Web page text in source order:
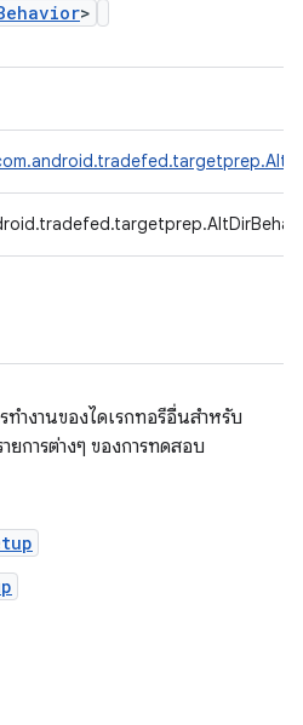
>
างานของไดเรกทอรีอื่นสําหรับ
การต่างๆ ของการทดสอบ